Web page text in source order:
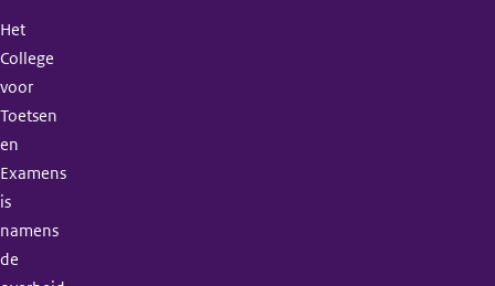
Het
College
voor
Toetsen
en
Examens
is
namens
de